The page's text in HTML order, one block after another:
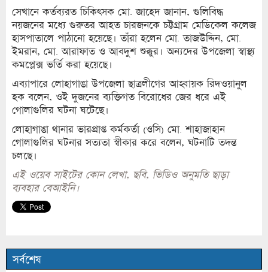
সেখানে কর্তব্যরত চিকিৎসক মো. জাহেদ জানান, গুলিবিদ্ধ
নয়জনের মধ্যে গুরুতর আহত চারজনকে চট্টগ্রাম মেডিকেল কলেজ
হাসপাতালে পাঠানো হয়েছে। তাঁরা হলেন মো. তাজউদ্দিন, মো.
ইমরান, মো. আরাফাত ও আবদুশ শুক্কুর। অন্যদের উপজেলা স্বাস্থ্য
কমপ্লেক্স ভর্তি করা হয়েছে।
এব্যাপারে লোহাগাঙা উপজেলা ছাত্রলীগের আহ্বায়ক রিদওয়ানুল
হক বলেন, ওই দুজনের ব্যক্তিগত বিরোধের জের ধরে এই
গোলাগুলির ঘটনা ঘটেছে।
লোহাগাঙা থানার ভারপ্রাপ্ত কর্মকর্তা (ওসি) মো. শাহাজাহান
গোলাগুলির ঘটনার সত্যতা স্বীকার করে বলেন, ঘটনাটি তদন্ত
চলছে।
এই ওয়েব সাইটের কোন লেখা, ছবি, ভিডিও অনুমতি ছাড়া
ব্যবহার বেআইনি।
সর্বশেষ